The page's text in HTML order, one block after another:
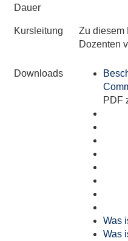
Dauer
Kursleitung
Zu diesem
Dozenten
Downloads
PDF
Was
Was